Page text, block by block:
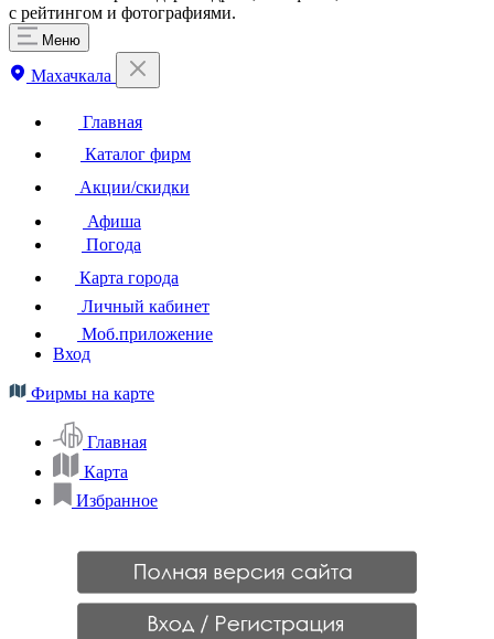
с рейтингом и фотографиями.
Меню
Махачкала
Главная
Каталог фирм
Акции/скидки
Афиша
Погода
Карта города
Личный кабинет
Моб.приложение
Вход
Фирмы на карте
Главная
Карта
Избранное